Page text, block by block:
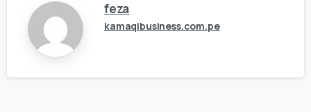
feza
kamaqibusiness.com.pe